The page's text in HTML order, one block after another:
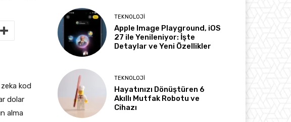
kod
dolar
alma
TEKNOLOJI
Apple Image Playground, iOS
27 ile Yenileniyor: İşte
Detaylar ve Yeni Özellikler
TEKNOLOJI
Hayatınızı Dönüştüren 6
Akıllı Mutfak Robotu ve
Cihazı